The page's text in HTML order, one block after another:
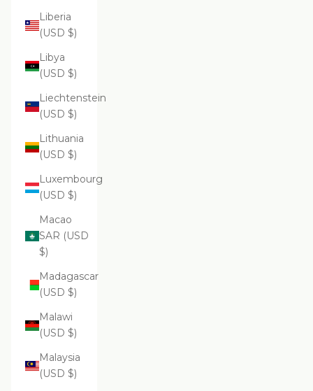
Liberia
(USD $)
Libya
(USD $)
Liechtenstein
(USD $)
Lithuania
(USD $)
Luxembourg
(USD $)
Macao
SAR (USD
$)
Madagascar
(USD $)
Malawi
(USD $)
Malaysia
(USD $)